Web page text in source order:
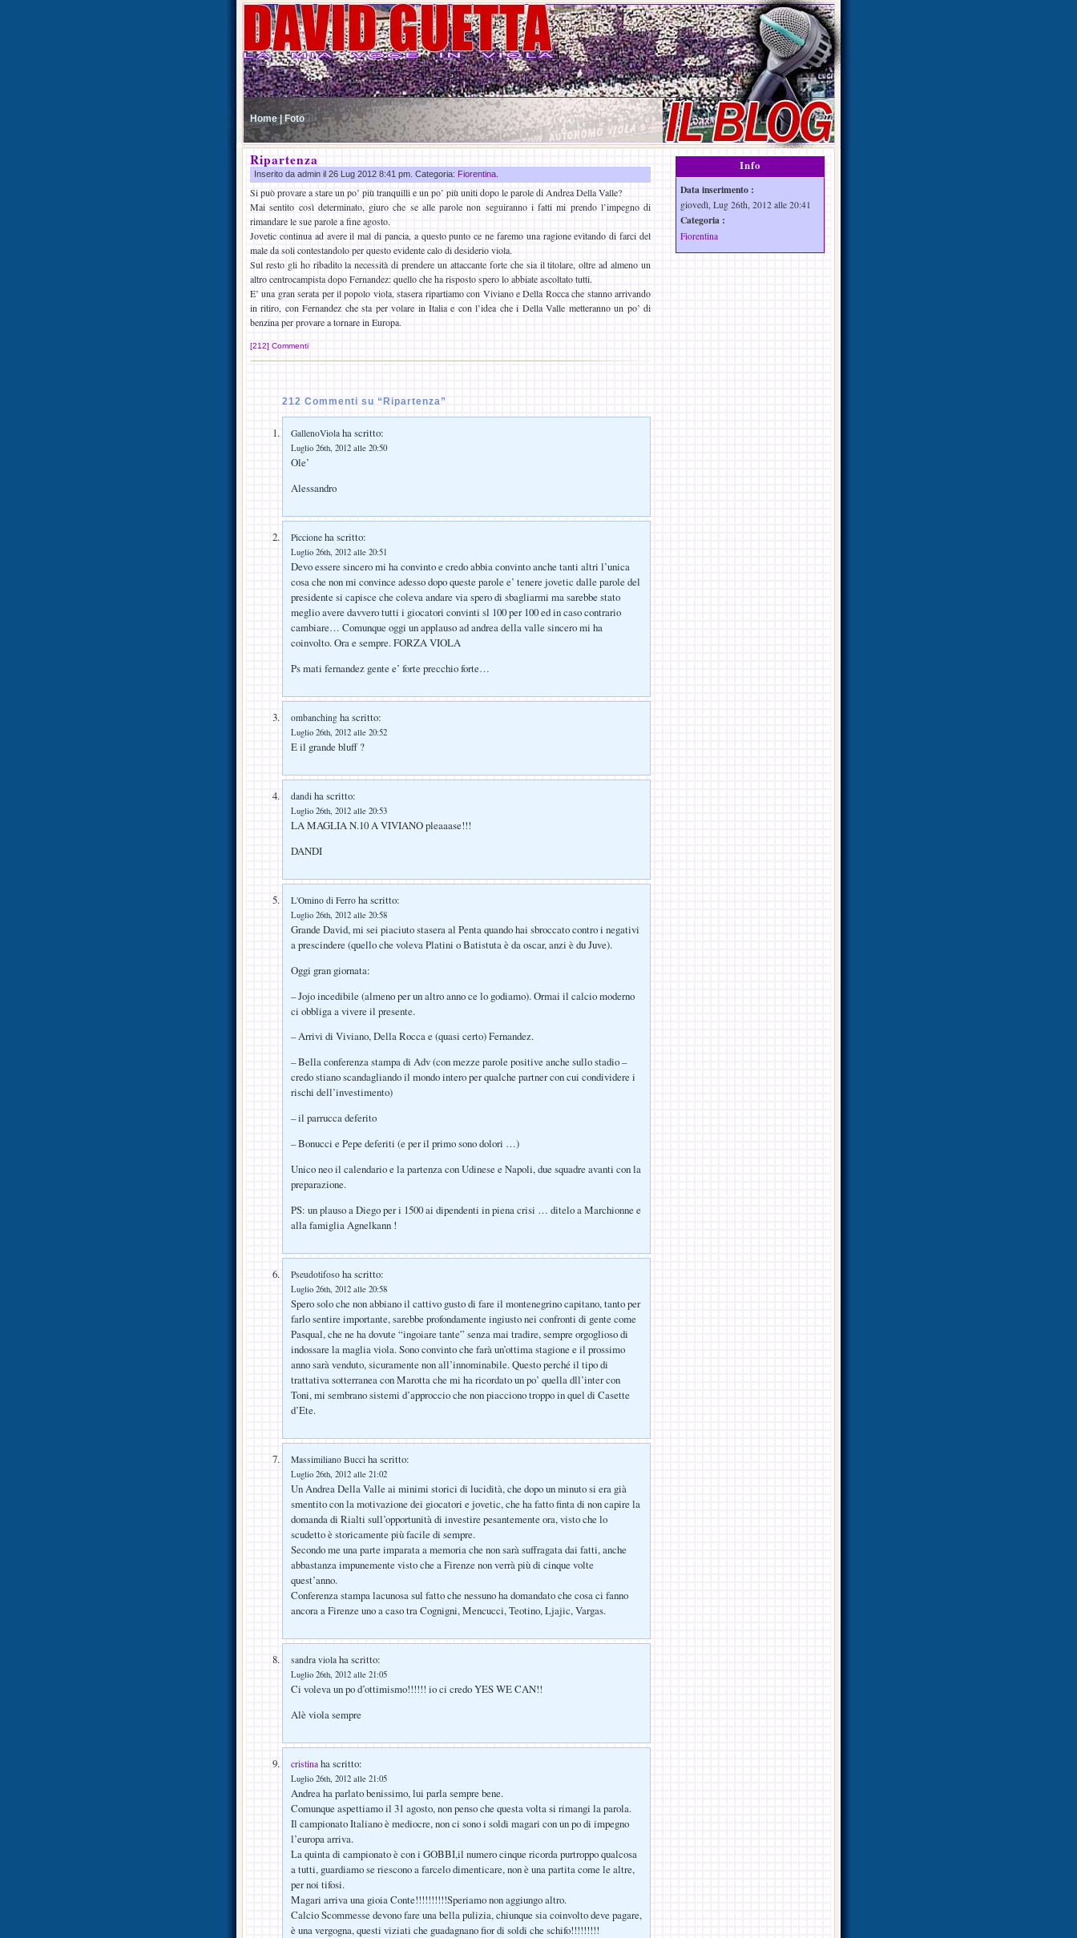
Home | Foto
Ripartenza
Inserito da admin il 26 Lug 2012 8:41 pm. Categoria: Fiorentina
Si può provare a stare un po’ più tranquilli e un po’ più uniti dopo le parole di Andrea Della Valle?
Mai sentito così determinato, giuro che se alle parole non seguiranno i fatti mi prendo l’impegno di
rimandare le sue parole a fine agosto.
Jovetic continua ad avere il mal di pancia, a questo punto ce ne faremo una ragione evitando di farci del
male da soli contestandolo per questo evidente calo di desiderio viola.
Sul resto gli ho ribadito la necessità di prendere un attaccante forte che sia il titolare, oltre ad almeno un
altro centrocampista dopo Fernandez: quello che ha risposto spero lo abbiate ascoltato tutti.
E’ una gran serata per il popolo viola, stasera ripartiamo con Viviano e Della Rocca che stanno arrivando
in ritiro, con Fernandez che sta per volare in Italia e con l’idea che i Della Valle metteranno un po’ di
benzina per provare a tornare in Europa.
[212] Commenti
212 Commenti su “Ripartenza”
GallenoViola ha scritto:
Luglio 26th, 2012 alle 20:50
Ole’
Alessandro
Piccione ha scritto:
Luglio 26th, 2012 alle 20:51
Devo essere sincero mi ha convinto e credo abbia convinto anche tanti altri l’unica
cosa che non mi convince adesso dopo queste parole e’ tenere jovetic dalle parole del
presidente si capisce che coleva andare via spero di sbagliarmi ma sarebbe stato
meglio avere davvero tutti i giocatori convinti sl 100 per 100 ed in caso contrario
cambiare… Comunque oggi un applauso ad andrea della valle sincero mi ha
coinvolto. Ora e sempre. FORZA VIOLA
Ps mati fernandez gente e’ forte precchio forte…
ombanching ha scritto:
Luglio 26th, 2012 alle 20:52
E il grande bluff ?
dandi ha scritto:
Luglio 26th, 2012 alle 20:53
LA MAGLIA N.10 A VIVIANO pleaaase!!!
DANDI
L'Omino di Ferro ha scritto:
Luglio 26th, 2012 alle 20:58
Grande David, mi sei piaciuto stasera al Penta quando hai sbroccato contro i negativi
a prescindere (quello che voleva Platini o Batistuta è da oscar, anzi è du Juve).
Oggi gran giornata:
– Jojo incedibile (almeno per un altro anno ce lo godiamo). Ormai il calcio moderno
ci obbliga a vivere il presente.
– Arrivi di Viviano, Della Rocca e (quasi certo) Fernandez.
– Bella conferenza stampa di Adv (con mezze parole positive anche sullo stadio –
credo stiano scandagliando il mondo intero per qualche partner con cui condividere i
rischi dell’investimento)
– il parrucca deferito
– Bonucci e Pepe deferiti (e per il primo sono dolori …)
Unico neo il calendario e la partenza con Udinese e Napoli, due squadre avanti con la
preparazione.
PS: un plauso a Diego per i 1500 ai dipendenti in piena crisi … ditelo a Marchionne e
alla famiglia Agnelkann !
Pseudotifoso ha scritto:
Luglio 26th, 2012 alle 20:58
Spero solo che non abbiano il cattivo gusto di fare il montenegrino capitano, tanto per
farlo sentire importante, sarebbe profondamente ingiusto nei confronti di gente come
Pasqual, che ne ha dovute “ingoiare tante” senza mai tradire, sempre orgoglioso di
indossare la maglia viola. Sono convinto che farà un’ottima stagione e il prossimo
anno sarà venduto, sicuramente non all’innominabile. Questo perché il tipo di
trattativa sotterranea con Marotta che mi ha ricordato un po’ quella dll’inter con
Toni, mi sembrano sistemi d’approccio che non piacciono troppo in quel di Casette
d’Ete.
Massimiliano Bucci ha scritto:
Luglio 26th, 2012 alle 21:02
Un Andrea Della Valle ai minimi storici di lucidità, che dopo un minuto si era già
smentito con la motivazione dei giocatori e jovetic, che ha fatto finta di non capire la
domanda di Rialti sull’opportunità di investire pesantemente ora, visto che lo
scudetto è storicamente più facile di sempre.
Secondo me una parte imparata a memoria che non sarà suffragata dai fatti, anche
abbastanza impunemente visto che a Firenze non verrà più di cinque volte
quest’anno.
Conferenza stampa lacunosa sul fatto che nessuno ha domandato che cosa ci fanno
ancora a Firenze uno a caso tra Cognigni, Mencucci, Teotino, Ljajic, Vargas.
sandra viola ha scritto:
Luglio 26th, 2012 alle 21:05
Ci voleva un po d’ottimismo!!!!!! io ci credo YES WE CAN!!
Alè viola sempre
cristina ha scritto:
Luglio 26th, 2012 alle 21:05
Andrea ha parlato benissimo, lui parla sempre bene.
Comunque aspettiamo il 31 agosto, non penso che questa volta si rimangi la parola.
Il campionato Italiano è mediocre, non ci sono i soldi magari con un po di impegno
l’europa arriva.
La quinta di campionato è con i GOBBI,il numero cinque ricorda purtroppo qualcosa
a tutti, guardiamo se riescono a farcelo dimenticare, non è una partita come le altre,
per noi tifosi.
Magari arriva una gioia Conte!!!!!!!!!!Speriamo non aggiungo altro.
Calcio Scommesse devono fare una bella pulizia, chiunque sia coinvolto deve pagare,
è una vergogna, questi viziati che guadagnano fior di soldi che schifo!!!!!!!!!
Info
Data inserimento :
giovedì, Lug 26th, 2012 alle 20:41
Categoria :
Fiorentina